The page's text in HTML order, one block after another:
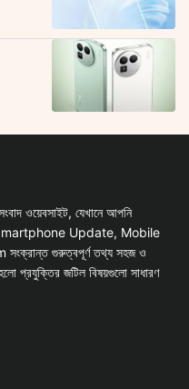
ওয়েবসাইট, যেখানে আপনি
Smartphone Update, Mobile
গুরুত্বপূর্ণ তথ্য সহজ ও
প্রযুক্তির জটিল বিষয়গুলো সাধারণ